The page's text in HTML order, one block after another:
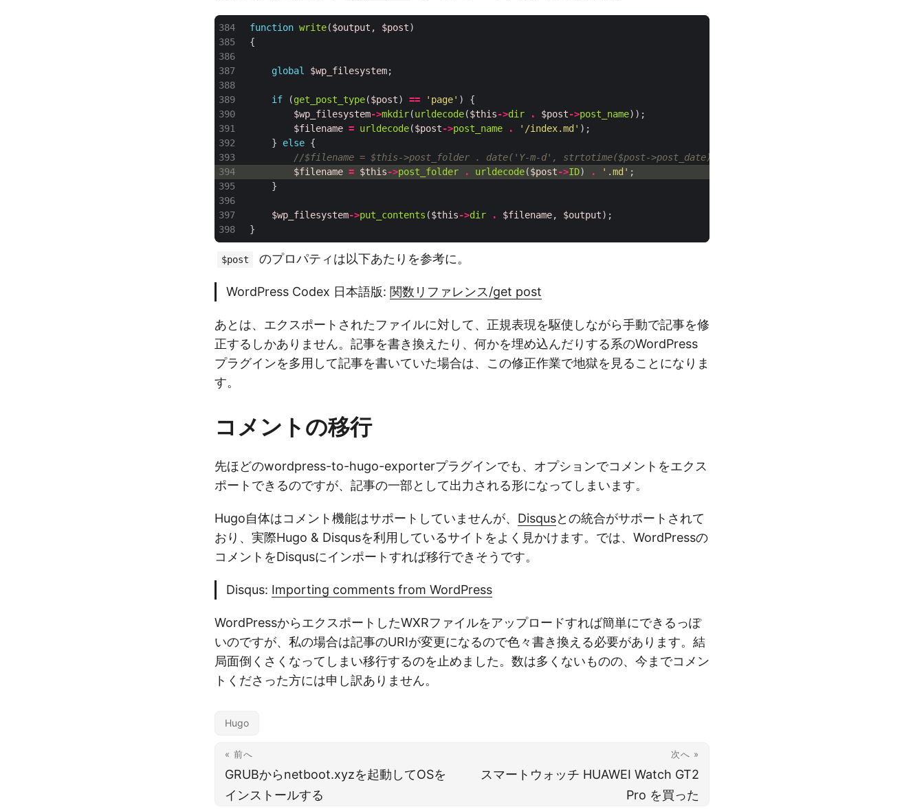
384
385
386
387
388
389
390
391
393
394
395
396
397
398
function write($output , $post)
{
global $wp_filesystem;
if (get_post_type($post) == 'page' )
{
$wp_filesystem->mkdir(urldecode($this->dir . $post->post_name));
$filename = urldecode($post->post_name . '/index.md' );
}
else {
$filename = $this->post_folder . urldecode($post->ID) . '.md' ;
}
$wp_filesystem->put_contents ($this->dir . $filename, $output);
}
$post のプロパティは以下あたりを参考に。
WordPress Codex 日本語版: 関数リファレンス/get post
あとは、エクスポートされたファイルに対して、正規表現を駆使しながら手動で記事を修
正するしかありません。記事を書き換えたり、何かを埋め込んだりする系のWordPress
プラグインを多用して記事を書いていた場合は、この修正作業で地獄を見ることになりま
す。
コメントの移行
先ほどのwordpress-to-hugo-exporterプラグインでも、オプションでコメントをエクス
ポートできるのですが、記事の一部として出力される形になってしまいます。
Hugo自体はコメント機能はサポートしていませんが、 Disqusとの統合がサポートされて
おり、実際Hugo & Disqusを利用しているサイトをよく見かけます。では、WordPressの
コメントをDisqusにインポートすれば移行できそうです。
Disqus: Importing comments from WordPress
WordPressからエクスポートしたWXRファイルをアップロードすれば簡単にできるっぽ
いのですが、私の場合は記事のURIが変更になるので色々書き換える必要があります。結
局面倒くさくなってしまい移行するのを止めました。数は多くないものの、今までコメン
トくださった方には申し訳ありません。
Hugo
« 前へ
GRUBからnetboot.xyzを起動してOSを
インストールする
次へ »
スマートウォッチ HUAWEI Watch GT2
Pro を買った